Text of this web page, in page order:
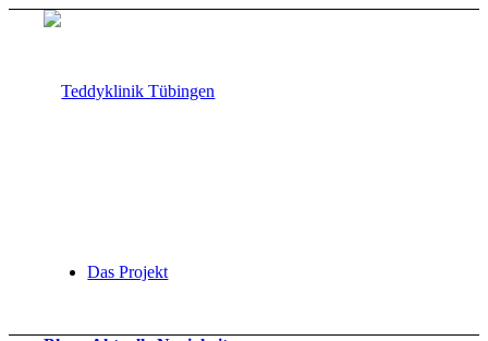
Das Projekt